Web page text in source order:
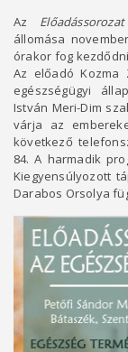
Az
állomása
órakor fog
Az előadó Kozma
egészségügyi
István Meri-Dim
várja az
következő
84. A harmadik
Kiegyensúlyozott
Darabos Orsolya